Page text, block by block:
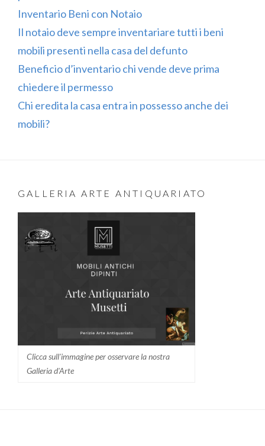
Inventario Beni con Notaio
Il notaio deve sempre inventariare tutti i beni
mobili presenti nella casa del defunto
Beneficio d’inventario chi vende deve prima
chiedere il permesso
Chi eredita la casa entra in possesso anche dei
mobili?
GALLERIA ARTE ANTIQUARIATO
Clicca sull'immagine per osservare la nostra
Galleria d'Arte